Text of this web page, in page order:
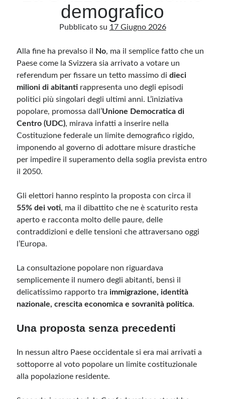
Categorie
Categorie
Questo blog non rappresenta una testata giornalistica, in quanto viene aggiornato
senza alcuna periodicità. Non può pertanto considerarsi un prodotto editoriale ai
sensi della legge n· 62 del 7.03.2001. L’autore non è responsabile di quanto
pubblicato dai lettori nei commenti ai vari post. Saranno comunque cancellati quelli
ritenuti offensivi o lesivi dell’immagine o dell’onorabilità di terzi, di genere spam,
diritti d’autore, vi invito a comunicarlo via e-mail a info[at]dinovalle.it e saranno
tramite link né del loro contenuto, che può essere soggetto a variazioni nel tempo.
Accedi
Feed dei contenuti
Feed dei commenti
WordPress.org
demografico
Pubblicato su 17 Giugno 2026
Alla fine ha prevalso il No, ma il semplice fatto che un
Paese come la Svizzera sia arrivato a votare un
referendum per fissare un tetto massimo didieci
milioni di abitanti rappresenta uno degli episodi
politici più singolari degli ultimi anni. L’iniziativa
popolare, promossa dall’Unione Democratica di
Centro (UDC), mirava infatti a inserire nella
Costituzione federale un limite demografico rigido,
imponendo al governo di adottare misure drastiche
per impedire il superamento della soglia prevista entro
il 2050.
Gli elettori hanno respinto la proposta con circa il
55% dei voti, ma il dibattito che ne è scaturito resta
aperto e racconta molto delle paure, delle
contraddizioni e delle tensioni che attraversano oggi
l’Europa.
La consultazione popolare non riguardava
semplicemente il numero degli abitanti, bensì il
delicatissimo rapporto traimmigrazione, identità
nazionale, crescita economica e sovranità politica.
Una proposta senza precedenti
In nessun altro Paese occidentale si era mai arrivati a
sottoporre al voto popolare un limite costituzionale
alla popolazione residente.